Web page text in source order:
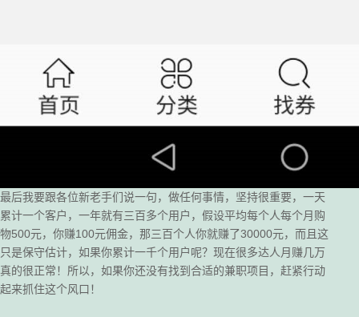
最后我要跟各位新老手们说一句，做任何事情，坚持很重要，一天
累计一个客户，一年就有三百多个用户，假设平均每个人每个月购
物500元，你赚100元佣金，那三百个人你就赚了30000元，而且这
只是保守估计，如果你累计一千个用户呢？现在很多达人月赚几万
真的很正常！所以，如果你还没有找到合适的兼职项目，赶紧行动
起来抓住这个风口！